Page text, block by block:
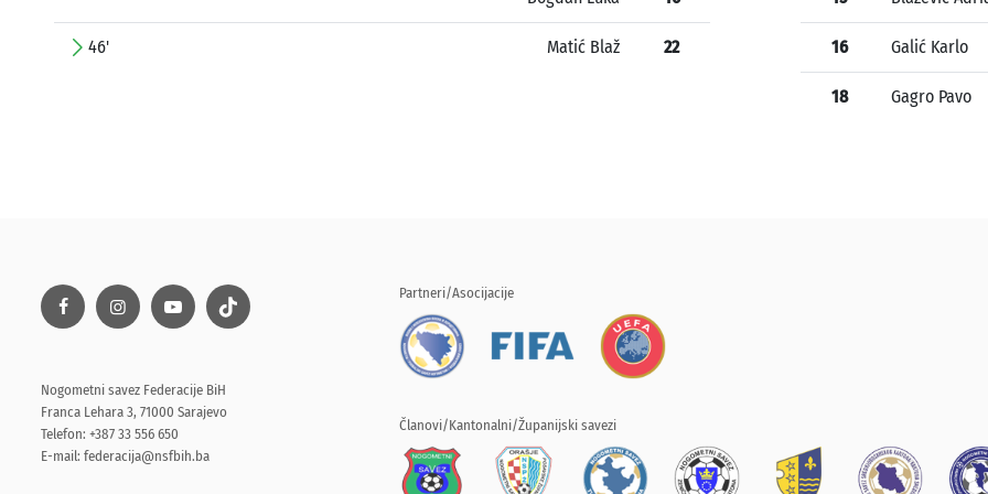
46' Matić Blaž 22 16 Galić Karlo
18 Gagro Pavo
Nogometni savez Federacije BiH
Franca Lehara 3, 71000 Sarajevo
Telefon: +387 33 556 650
E-mail: federacija@nsfbih.ba
Partneri/Asocijacije
Članovi/Kantonalni/Županijski savezi